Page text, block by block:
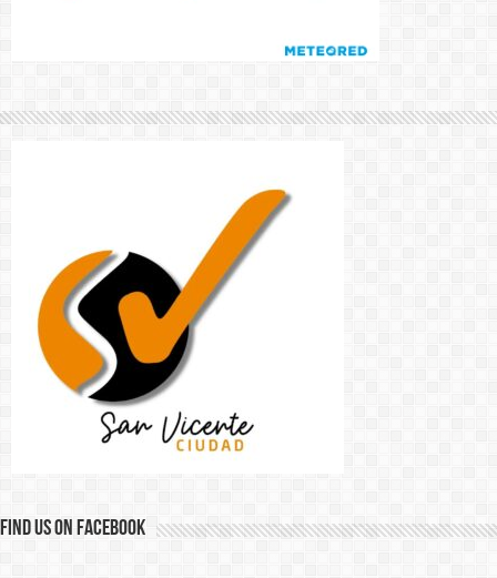
Find us on Facebook